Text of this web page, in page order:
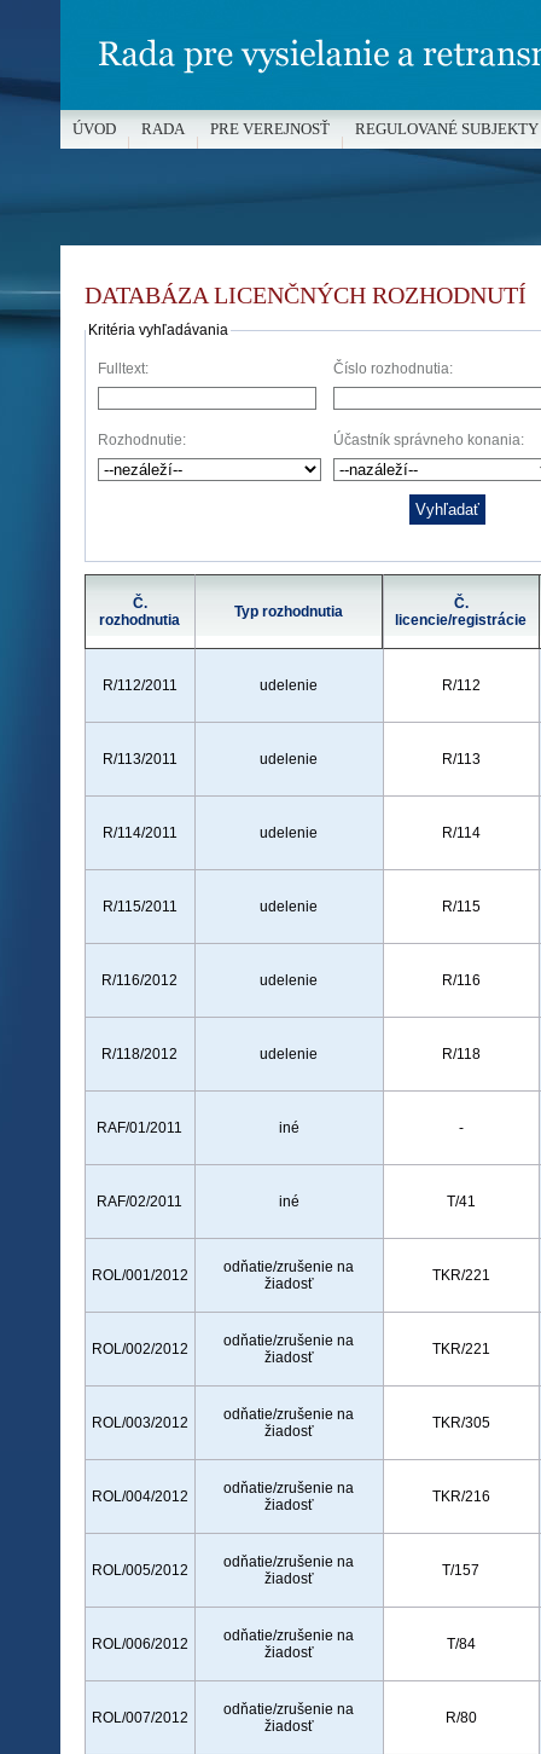
DATABÁZA LICENČNÝCH ROZHODNUTÍ
Kritéria vyhľadávania
Fulltext: Číslo rozhodnutia:
Rozhodnutie: Účastník správneho konania:
Č.
rozhodnutia
Typ rozhodnutia
Č.
licencie/registrácie
R/112/2011 udelenie R/112
R/113/2011 udelenie R/113
R/114/2011 udelenie R/114
R/115/2011 udelenie R/115
R/116/2012 udelenie R/116
R/118/2012 udelenie R/118
RAF/01/2011 iné -
RAF/02/2011 iné T/41
ROL/001/2012
odňatie/zrušenie na
žiadosť
TKR/221
ROL/002/2012
odňatie/zrušenie na
žiadosť
TKR/221
ROL/003/2012
odňatie/zrušenie na
žiadosť
TKR/305
ROL/004/2012
odňatie/zrušenie na
žiadosť
TKR/216
ROL/005/2012
odňatie/zrušenie na
žiadosť
T/157
ROL/006/2012
odňatie/zrušenie na
žiadosť
T/84
ROL/007/2012
odňatie/zrušenie na
žiadosť
R/80
ÚVOD RADA PRE VEREJNOSŤ REGULOVANÉ SUBJEKTY